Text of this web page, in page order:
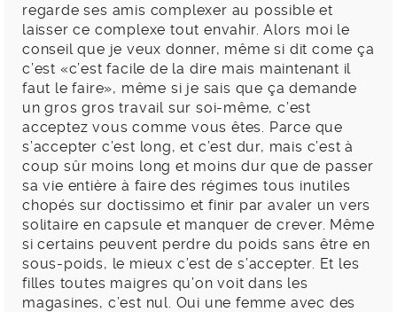
regarde ses amis complexer au possible et
laisser ce complexe tout envahir. Alors moi le
conseil que je veux donner, même si dit come ça
c’est «c’est facile de la dire mais maintenant il
faut le faire», même si je sais que ça demande
un gros gros travail sur soi-même, c’est
acceptez vous comme vous êtes. Parce que
s’accepter c’est long, et c’est dur, mais c’est à
coup sûr moins long et moins dur que de passer
sa vie entière à faire des régimes tous inutiles
chopés sur doctissimo et finir par avaler un vers
solitaire en capsule et manquer de crever. Même
si certains peuvent perdre du poids sans être en
sous-poids, le mieux c’est de s’accepter. Et les
filles toutes maigres qu’on voit dans les
magasines, c’est nul. Oui une femme avec des